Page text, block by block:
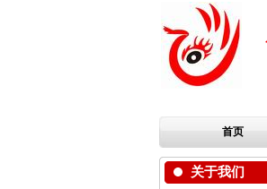
首页
关于我们